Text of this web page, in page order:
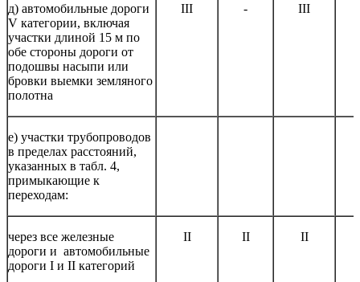
д) автомобильные дороги
V категории, включая
участки длиной 15 м по
обе стороны дороги от
подошвы насыпи или
бровки выемки земляного
полотна
III - III
е) участки трубопроводов
в пределах расстояний,
указанных в табл. 4,
примыкающие к
переходам:
через все железные
дороги и автомобильные
дороги I и II категорий
II II II